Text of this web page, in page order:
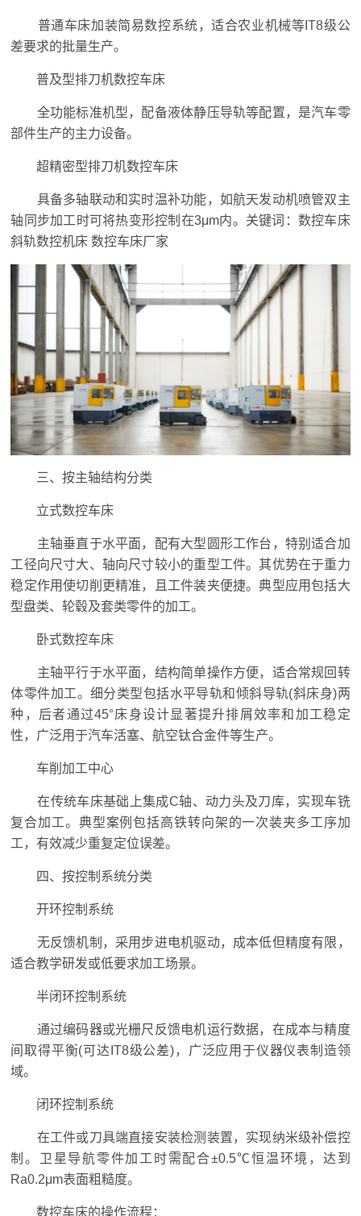
普通车床加装简易数控系统，适合农业机械等IT8级公
差要求的批量生产。
普及型排刀机数控车床
全功能标准机型，配备液体静压导轨等配置，是汽车零
部件生产的主力设备。
超精密型排刀机数控车床
具备多轴联动和实时温补功能，如航天发动机喷管双主
轴同步加工时可将热变形控制在3μm内。关键词：数控车床
斜轨数控机床 数控车床厂家
三、按主轴结构分类
立式数控车床
主轴垂直于水平面，配有大型圆形工作台，特别适合加
工径向尺寸大、轴向尺寸较小的重型工件。其优势在于重力
稳定作用使切削更精准，且工件装夹便捷。典型应用包括大
型盘类、轮毂及套类零件的加工。
卧式数控车床
主轴平行于水平面，结构简单操作方便，适合常规回转
体零件加工。细分类型包括水平导轨和倾斜导轨(斜床身)两
种，后者通过45°床身设计显著提升排屑效率和加工稳定
性，广泛用于汽车活塞、航空钛合金件等生产。
车削加工中心
在传统车床基础上集成C轴、动力头及刀库，实现车铣
复合加工。典型案例包括高铁转向架的一次装夹多工序加
工，有效减少重复定位误差。
四、按控制系统分类
开环控制系统
无反馈机制，采用步进电机驱动，成本低但精度有限，
适合教学研发或低要求加工场景。
半闭环控制系统
通过编码器或光栅尺反馈电机运行数据，在成本与精度
间取得平衡(可达IT8级公差)，广泛应用于仪器仪表制造领
域。
闭环控制系统
在工件或刀具端直接安装检测装置，实现纳米级补偿控
制。卫星导航零件加工时需配合±0.5℃恒温环境，达到
Ra0.2μm表面粗糙度。
数控车床的操作流程：